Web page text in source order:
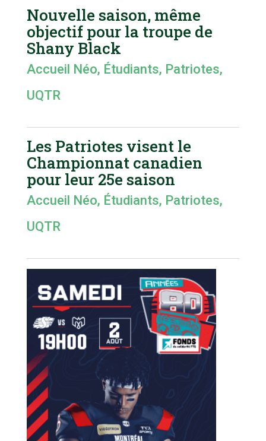
Nouvelle saison, même
objectif pour la troupe de
Shany Black
Accueil Néo, Étudiants, Patriotes,
UQTR
Les Patriotes visent le
Championnat canadien
pour leur 25e saison
Accueil Néo, Étudiants, Patriotes,
UQTR